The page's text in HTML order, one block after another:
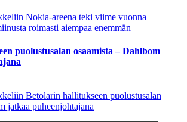
Nokia-areena teki viime vuonna
roimasti aiempaa enemmän
puolustusalan osaamista – Dahlbom
Betolarin hallitukseen puolustusalan
jatkaa puheenjohtajana